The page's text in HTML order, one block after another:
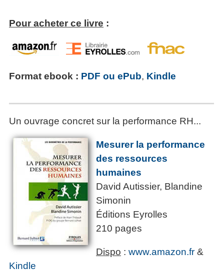
Pour acheter ce livre :
Format ebook : PDF ou ePub, Kindle
Un ouvrage concret sur la performance RH...
Mesurer la performance
des ressources
humaines
David Autissier, Blandine
Simonin
Éditions Eyrolles
210 pages
Dispo : www.amazon.fr &
Kindle